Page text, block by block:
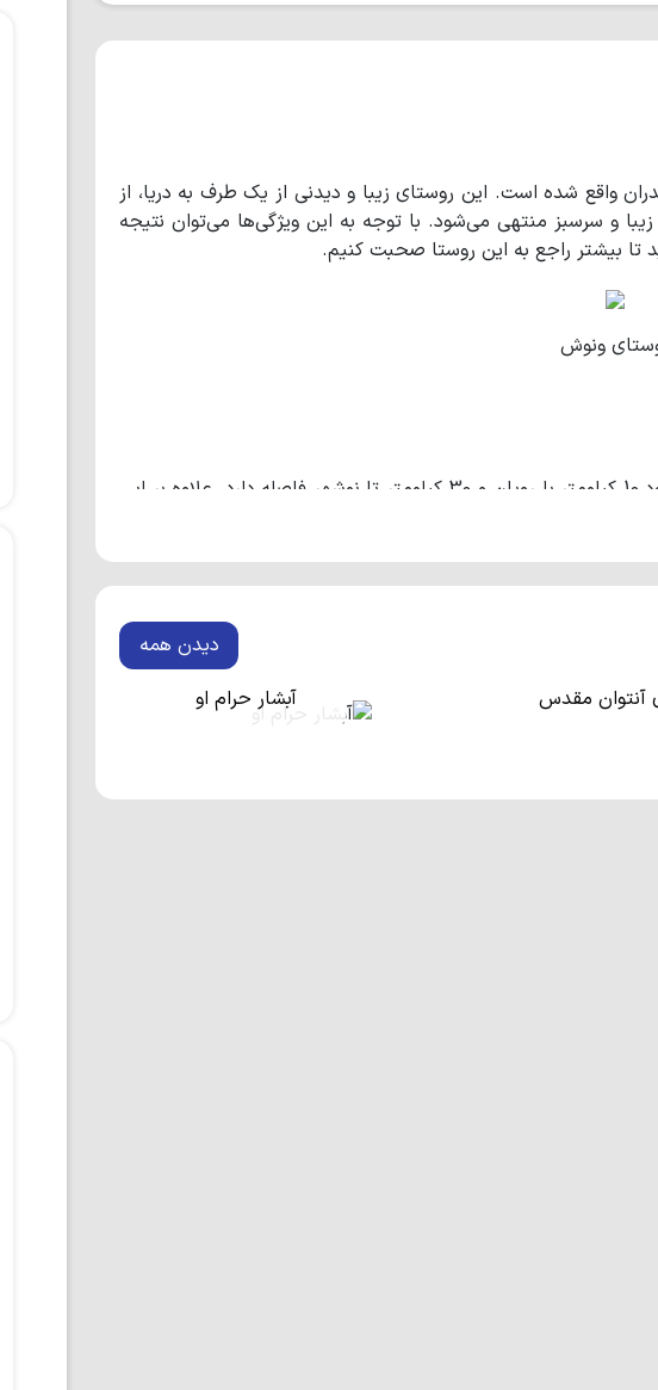
واقع شده است. این روستای زیبا و دیدنی از یک طرف به دریا، از
و سرسبز منتهی می‌شود. با توجه به این ویژگی‌ها می‌توان نتیجه
تا بیشتر راجع به این روستا صحبت کنیم.
ونوش
روستایی توریستی در مازندران است که حدود 10 کیلومتر با رویان و 30 کیلومتر تا نوشهر فاصله دارد. علاوه بر این
این روستا واقع شده‌اند.
اینروستای ونوش
تا ارتفاعات علوی کلا حدود 6 کیلومتری فاصله دارد
دیدن همه
آنتوان مقدس آبشار حرام او